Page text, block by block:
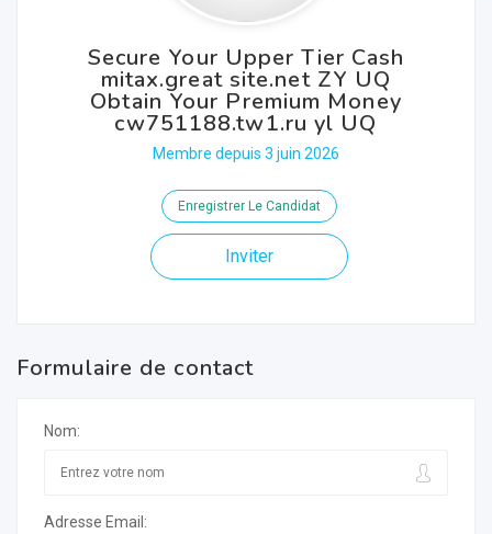
Secure Your Upper Tier Cash
mitax.great site.net ZY UQ
Obtain Your Premium Money
cw751188.tw1.ru yl UQ
Membre depuis 3 juin 2026
Enregistrer Le Candidat
Inviter
Formulaire de contact
Nom:
Adresse Email: